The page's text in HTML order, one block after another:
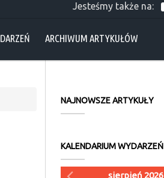
Jesteśmy także na:
ARCHIWUM ARTYKUŁÓW
NAJNOWSZE ARTYKUŁY
KALENDARIUM WYDARZEŃ
sierpień 2026